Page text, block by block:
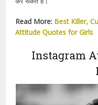
की खास बात यह है कि यह कभी
लोगों के साथ बुरा ऐटिटूड और
दिखाना पड़ता है।
अपनी पसंदीदा शायरी को
Read More:
Best Killer,
Attitude Quotes for Girls